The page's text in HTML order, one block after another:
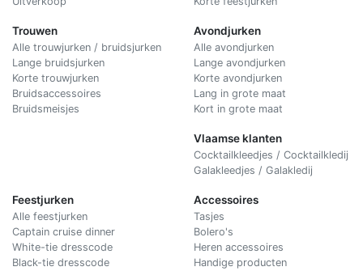
Trouwen
Alle trouwjurken / bruidsjurken
Lange bruidsjurken
Korte trouwjurken
Bruidsaccessoires
Bruidsmeisjes
Avondjurken
Alle avondjurken
Lange avondjurken
Korte avondjurken
Lang in grote maat
Kort in grote maat
Vlaamse klanten
Cocktailkleedjes / Cocktailkledij
Galakleedjes / Galakledij
Feestjurken
Alle feestjurken
Captain cruise dinner
White-tie dresscode
Black-tie dresscode
Accessoires
Tasjes
Bolero's
Heren accessoires
Handige producten